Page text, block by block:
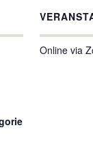
Online via